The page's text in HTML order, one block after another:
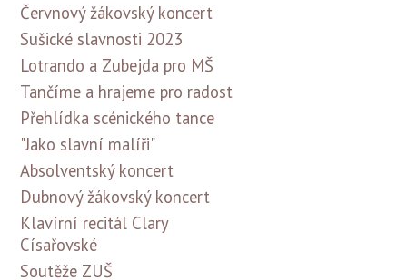
Červnový žákovský koncert
Sušické slavnosti 2023
Lotrando a Zubejda pro MŠ
Tančíme a hrajeme pro radost
Přehlídka scénického tance
"Jako slavní malíři"
Absolventský koncert
Dubnový žákovský koncert
Klavírní recitál Clary
Císařovské
Soutěže ZUŠ